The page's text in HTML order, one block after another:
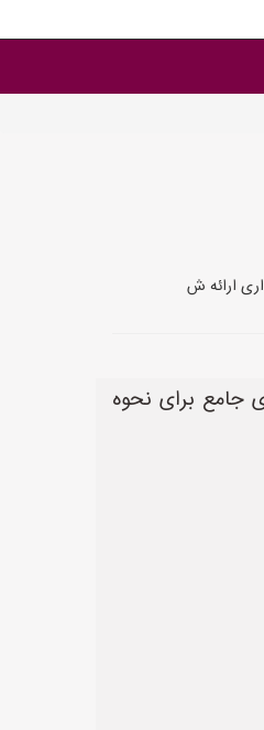
ارائه ش
جامع برای نحوه